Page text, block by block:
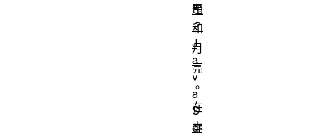
星
和
月
亮
。
在
本
題
？
J
a
v
a
S
cr